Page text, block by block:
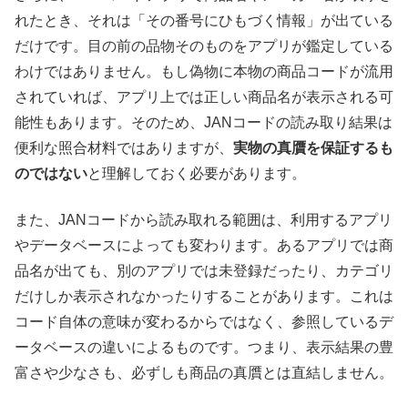
れたとき、それは「その番号にひもづく情報」が出ている
だけです。目の前の品物そのものをアプリが鑑定している
わけではありません。もし偽物に本物の商品コードが流用
されていれば、アプリ上では正しい商品名が表示される可
能性もあります。そのため、JANコードの読み取り結果は
便利な照合材料ではありますが、 実物の真贋を保証するも
のではないと理解しておく必要があります。
また、JANコードから読み取れる範囲は、利用するアプリ
やデータベースによっても変わります。あるアプリでは商
品名が出ても、別のアプリでは未登録だったり、カテゴリ
だけしか表示されなかったりすることがあります。これは
コード自体の意味が変わるからではなく、参照しているデ
ータベースの違いによるものです。つまり、表示結果の豊
富さや少なさも、必ずしも商品の真贋とは直結しません。